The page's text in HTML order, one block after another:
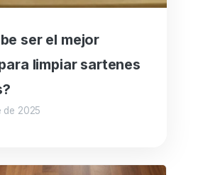
ser el mejor
limpiar sartenes
de 2025